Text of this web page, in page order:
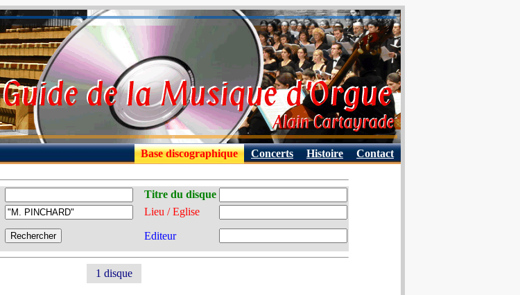
Base discographique Concerts Histoire Contact
Titre du disque
Lieu / Eglise
Editeur
1 disque